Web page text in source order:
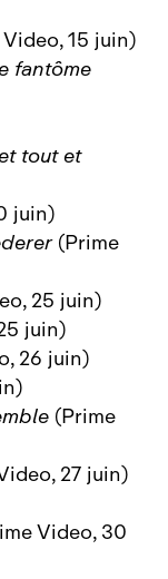
15 juin)
fantôme
tout et
juin)
(Prime
25 juin)
juin)
26 juin)
(Prime
27 juin)
Video, 30